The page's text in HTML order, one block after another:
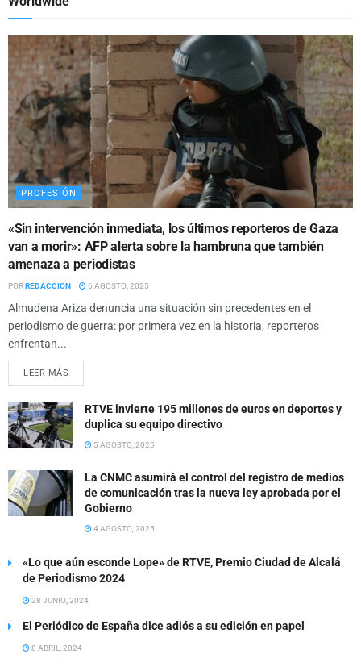
PROFESIÓN
«Sin intervención inmediata, los últimos reporteros de Gaza
van a morir»: AFP alerta sobre la hambruna que también
amenaza a periodistas
PORREDACCION 6 AGOSTO, 2025
Almudena Ariza denuncia una situación sin precedentes en el
periodismo de guerra: por primera vez en la historia, reporteros
enfrentan...
LEER MÁS
RTVE invierte 195 millones de euros en deportes y
duplica su equipo directivo
5 AGOSTO, 2025
La CNMC asumirá el control del registro de medios
de comunicación tras la nueva ley aprobada por el
Gobierno
4 AGOSTO, 2025
«Lo que aún esconde Lope» de RTVE, Premio Ciudad de Alcalá
de Periodismo 2024
28 JUNIO, 2024
El Periódico de España dice adiós a su edición en papel
8 ABRIL, 2024